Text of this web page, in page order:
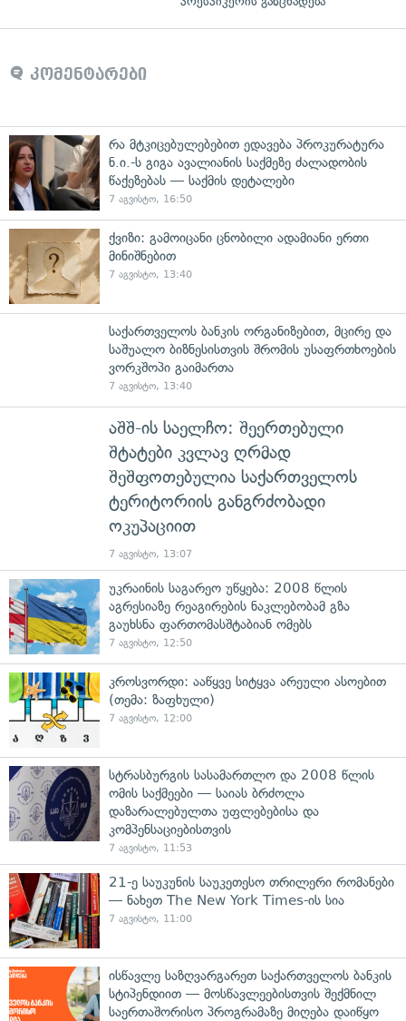
კომენტარები
რა მტკიცებულებებით ედავება პროკურატურა
ნ.ი.-ს გიგა ავალიანის საქმეზე ძალადობის
წაქეზებას — საქმის დეტალები
7 აგვისტო, 16:50
ქვიზი: გამოიცანი ცნობილი ადამიანი ერთი
მინიშნებით
7 აგვისტო, 13:40
საქართველოს ბანკის ორგანიზებით, მცირე და
საშუალო ბიზნესისთვის შრომის უსაფრთხოების
ვორკშოპი გაიმართა
7 აგვისტო, 13:40
აშშ-ის საელჩო: შეერთებული
შტატები კვლავ ღრმად
შეშფოთებულია საქართველოს
ტერიტორიის განგრძობადი
ოკუპაციით
7 აგვისტო, 13:07
უკრაინის საგარეო უწყება: 2008 წლის
აგრესიაზე რეაგირების ნაკლებობამ გზა
გაუხსნა ფართომასშტაბიან ომებს
7 აგვისტო, 12:50
კროსვორდი: ააწყვე სიტყვა არეული ასოებით
(თემა: ზაფხული)
7 აგვისტო, 12:00
სტრასბურგის სასამართლო და 2008 წლის
ომის საქმეები — საიას ბრძოლა
დაზარალებულთა უფლებებისა და
კომპენსაციებისთვის
7 აგვისტო, 11:53
21-ე საუკუნის საუკეთესო თრილერი რომანები
— ნახეთ The New York Times-ის სია
7 აგვისტო, 11:00
ისწავლე საზღვარგარეთ საქართველოს ბანკის
სტიპენდიით — მოსწავლეებისთვის შექმნილ
საერთაშორისო პროგრამაზე მიღება დაიწყო